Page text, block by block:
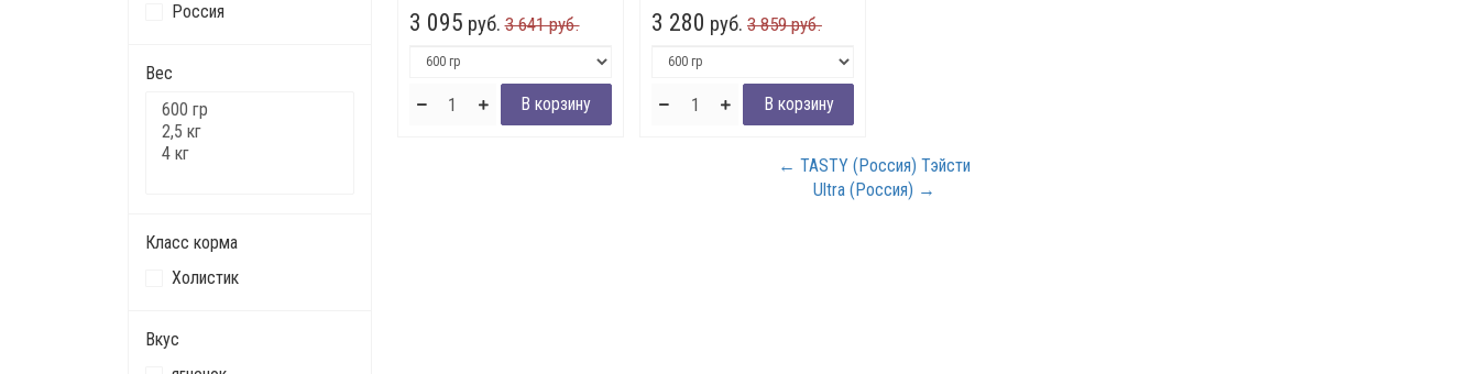
Россия
Вес
Класс корма
Холистик
Вкус
3 095 руб. 3 641 руб. 3 280 руб. 3 859 руб.
← TASTY (Россия) Тэйсти
Ultra (Россия) →